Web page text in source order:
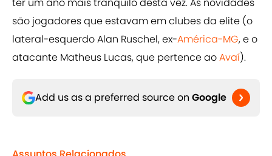
ter um ano mais tranquilo desta vez. As novidades
são jogadores que estavam em clubes da elite (o
lateral-esquerdo Alan Ruschel, ex-América-MG, e o
atacante Matheus Lucas, que pertence aoAvaí).
Add us as a preferred source on Google